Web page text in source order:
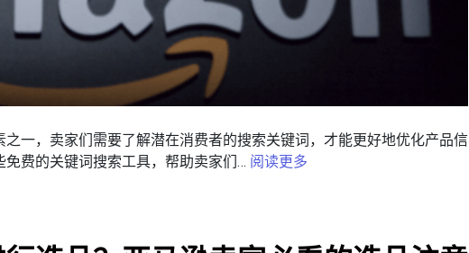
之一，卖家们需要了解潜在消费者的搜索关键词，才能更好地优化产品信
费的关键词搜索工具，帮助卖家们… 阅读更多